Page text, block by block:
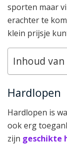
sporten maar
erachter te
klein prijsje
Inhoud van
Hardlopen
Hardlopen is
ook erg
zijn geschikte